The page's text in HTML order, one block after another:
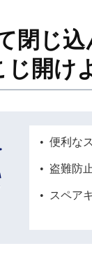
閉じ
じ開け
便利な
盗難防
スペア